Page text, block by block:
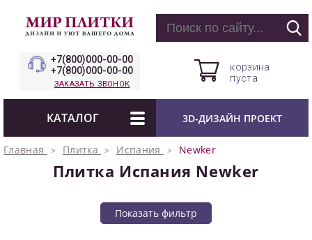
+7(800)000-00-00
+7(800)000-00-00
ЗАКАЗАТЬ ЗВОНОК
корзина
пуста
КАТАЛОГ 3D-ДИЗАЙН ПРОЕКТ
Главная Плитка Испания Newker
Плитка Испания Newker
Показать фильтр